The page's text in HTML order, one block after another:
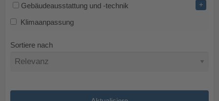
Gebäudeausstattung und -technik +
Klimaanpassung
Sortiere nach